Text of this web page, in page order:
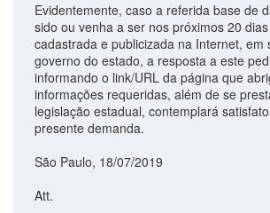
Evidentemente, caso a referida base de
sido ou venha a ser nos próximos 20
cadastrada e publicizada na Internet, em
governo do estado, a resposta a este
informando o link/URL da página que
informações requeridas, além de se
legislação estadual, contemplará
presente demanda.
São Paulo, 18/07/2019
Att.